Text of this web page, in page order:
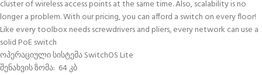
cluster of wireless access points at the same time. Also, scalability is no
longer a problem. With our pricing, you can afford a switch on every floor!
Like every toolbox needs screwdrivers and pliers, every network can use a
solid PoE switch
ოპერაციული სისტემა SwitchOS Lite
შენახვის ზომა: 64 კბ